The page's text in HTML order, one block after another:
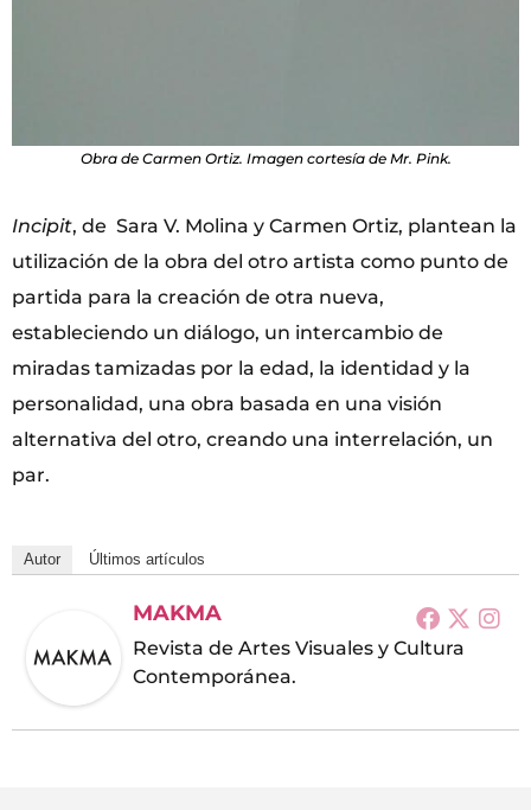
Obra de Carmen Ortiz. Imagen cortesía de Mr. Pink.
Incipit, de Sara V. Molina y Carmen Ortiz, plantean la
utilización de la obra del otro artista como punto de
partida para la creación de otra nueva,
estableciendo un diálogo, un intercambio de
miradas tamizadas por la edad, la identidad y la
personalidad, una obra basada en una visión
alternativa del otro, creando una interrelación, un
par.
Autor Últimos artículos
MAKMA
Revista de Artes Visuales y Cultura
Contemporánea.